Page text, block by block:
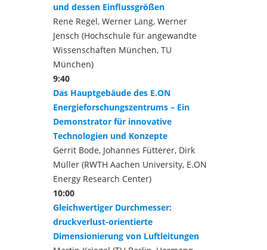
und dessen Einflussgrößen
Rene Regel, Werner Lang, Werner
Jensch (Hochschule für angewandte
Wissenschaften München, TU
München)
9:40
Das Hauptgebäude des E.ON
Energieforschungszentrums – Ein
Demonstrator für innovative
Technologien und Konzepte
Gerrit Bode, Johannes Fütterer, Dirk
Müller (RWTH Aachen University, E.ON
Energy Research Center)
10:00
Gleichwertiger Durchmesser:
druckverlust-orientierte
Dimensionierung von Luftleitungen